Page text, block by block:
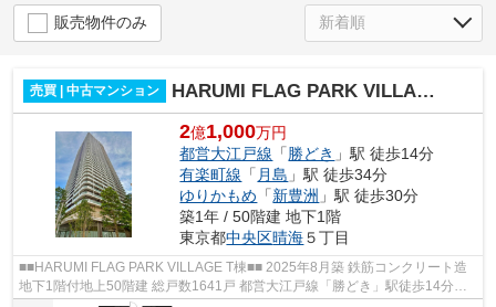
販売物件のみ
売買 | 中古マンション HARUMI FLAG PARK VILLAGE T棟
2億1,000万円
都営大江戸線 「 勝どき 」駅 徒歩14分
有楽町線 「 月島 」駅 徒歩34分
ゆりかもめ 「新豊洲 」駅 徒歩30分
築1年 / 50階建 地下1階
東京都中央区晴海５丁目
■■HARUMI FLAG PARK VILLAGE T棟■■ 2025年8月築 鉄筋コンクリート造
地下1階付地上50階建 総戸数1641戸 都営大江戸線「勝どき」駅徒歩14分